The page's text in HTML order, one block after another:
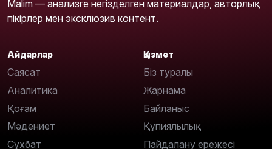
Malim — анализге негізделген материалдар, авторлық
пікірлер мен эксклюзив контент.
Айдарлар
Саясат
Аналитика
Қоғам
Мәдениет
Сұхбат
Қызмет
Біз туралы
Жарнама
Байланыс
Құпиялылық
Пайдалану ережесі